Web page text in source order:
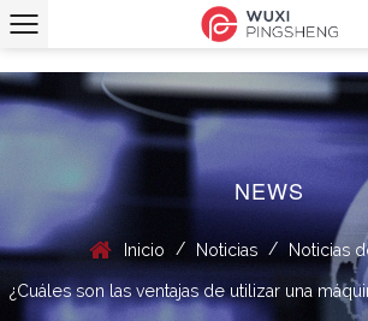
NEWS
Inicio / Noticias / Noticias
¿Cuáles son las ventajas de utilizar una